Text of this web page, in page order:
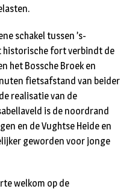
schakel tussen ’s-
historische fort verbindt de
het Bossche Broek en
fietsafstand van beider
realisatie van de
is de noordrand
en de Vughtse Heide en
geworden voor jonge
welkom op de